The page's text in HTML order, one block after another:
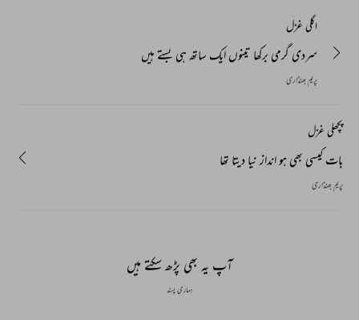
اگلی غزل
سردی گرمی برکھا تینوں ایک ساتھ ہی بستے ہیں
پریم بھنڈاری
پچھلی غزل
بات کیسی بھی ہو انداز نیا دیتا تھا
پریم بھنڈاری
آپ یہ بھی پڑھ سکتے ہیں
ہماری پسند